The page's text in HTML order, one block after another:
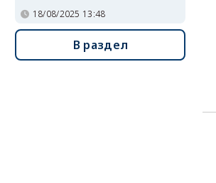
18/08/2025 13:48
В раздел